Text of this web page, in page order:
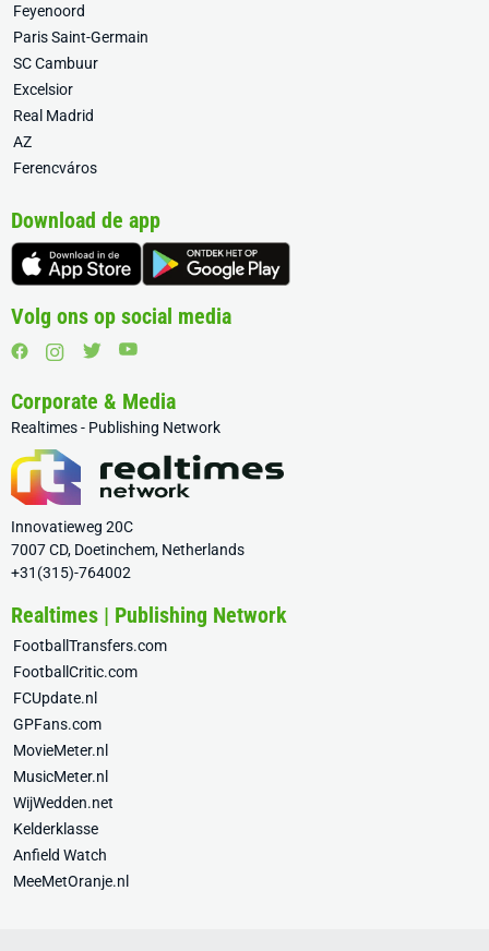
Feyenoord
Paris Saint-Germain
SC Cambuur
Excelsior
Real Madrid
AZ
Ferencváros
Download de app
Volg ons op social media
Corporate & Media
Realtimes - Publishing Network
Innovatieweg 20C
7007 CD, Doetinchem, Netherlands
+31(315)-764002
Realtimes | Publishing Network
FootballTransfers.com
FootballCritic.com
FCUpdate.nl
GPFans.com
MovieMeter.nl
MusicMeter.nl
WijWedden.net
Kelderklasse
Anfield Watch
MeeMetOranje.nl